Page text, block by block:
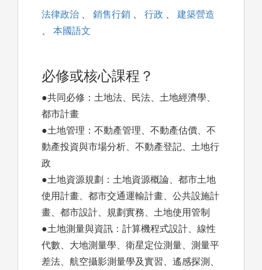
法律政治 、 銷售行銷 、 行政 、
建築營造
、
本國語文
必修或核心課程？
●共同必修：土地法、民法、土地經濟學、
都市計畫
●土地管理：不動產管理、不動產估價、不
動產投資與市場分析、不動產登記、土地行
政
●土地資源規劃：土地資源概論、都市土地
使用計畫、都市交通運輸計畫、公共設施計
畫、都市設計、規劃實務、土地使用管制
●土地測量與資訊：計算機程式設計、線性
代數、大地測量學、衛星定位測量、測量平
差法、航空攝影測量學及實習、遙感探測、